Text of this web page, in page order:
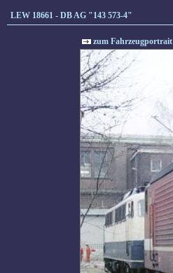
LEW 18661 - DB AG "143 573-4"
zum Fahrzeugportrait